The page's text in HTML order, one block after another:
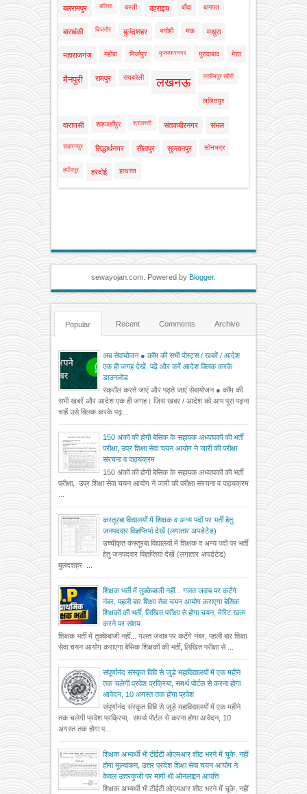
बलरामपुर बलिया बस्ती बहराइच बाँदा बागपत
बाराबंकी बिजनौर बुलंदशहर भदोही मऊ मथुरा
महाराजगंज महोबा मिर्जापुर मुजफ्फरनगर मुरादाबाद मेरठ
मैनपुरी रामपुर रायबरेली लखनऊ लखीमपुर खीरी
ललितपुर
वाराणसी शाहजहाँपुर श्रावस्ती संतकबीरनगर संभल
सहारनपुर सिद्धार्थनगर सीतापुर सुल्तानपुर सोनभद्र
हमीरपुर हरदोई हाथरस
sewayojan.com. Powered by Blogger.
Popular Recent Comments Archive
अब सेवायोजन ● कॉम की सभी पोस्ट्स / खबरें / आदेश
एक ही जगह देखें, पढ़ें और करें आदेश क्लिक करके
डाउनलोड
स्क्रॉल करते जाएं और पढ़ते जाएं सेवायोजन ● कॉम की
सभी खबरें और आदेश एक ही जगह। जिस खबर / आदेश को आप पूरा पढ़ना
चाहें उसे क्लिक करके पढ़...
150 अंकों की होगी बेसिक के सहायक अध्यापकों की भर्ती
परीक्षा, उप्र शिक्षा सेवा चयन आयोग ने जारी की परीक्षा
संरचना व पाठ्यक्रम
150 अंकों की होगी बेसिक के सहायक अध्यापकों की भर्ती
परीक्षा, उप्र शिक्षा सेवा चयन आयोग ने जारी की परीक्षा संरचना व पाठ्यक्रम
कस्तूरबा विद्यालयों में शिक्षक व अन्य पदों पर भर्ती हेतु
जनपदवार विज्ञप्तियां देखें (लगातार अपडेटेड)
उच्चीकृत कस्तूरबा विद्यालयों में शिक्षक व अन्य पदों पर भर्ती
हेतु जनपदवार विज्ञप्तियां देखें (लगातार अपडेटेड)
बुलंदशहर ...
शिक्षक भर्ती में तुक्केबाजी नहीं... गलत जवाब पर कटेंगे
नंबर, पहली बार शिक्षा सेवा चयन आयोग कराएगा बेसिक
शिक्षकों की भर्ती, लिखित परीक्षा से होगा चयन, मेरिट खत्म
करने पर संशय
शिक्षक भर्ती में तुक्केबाजी नहीं... गलत जवाब पर कटेंगे नंबर, पहली बार शिक्षा
सेवा चयन आयोग कराएगा बेसिक शिक्षकों की भर्ती, लिखित परीक्षा से ...
संपूर्णानंद संस्कृत विवि से जुड़े महाविद्यालयों में एक महीने
तक चलेगी प्रवेश प्रक्रिया, समर्थ पोर्टल से करना होगा
आवेदन, 10 अगस्त तक होगा प्रवेश
संपूर्णानंद संस्कृत विवि से जुड़े महाविद्यालयों में एक महीने
तक चलेगी प्रवेश प्रक्रिया, समर्थ पोर्टल से करना होगा आवेदन, 10
अगस्त तक होगा प...
शिक्षक अभ्यर्थी भी टीईटी ओएमआर शीट भरने में चूके, नहीं
होगा मूल्यांकन, उत्तर प्रदेश शिक्षा सेवा चयन आयोग ने
केवल उत्तरकुंजी पर मांगी थी ऑनलाइन आपत्ति
शिक्षक अभ्यर्थी भी टीईटी ओएमआर शीट भरने में चूके, नहीं